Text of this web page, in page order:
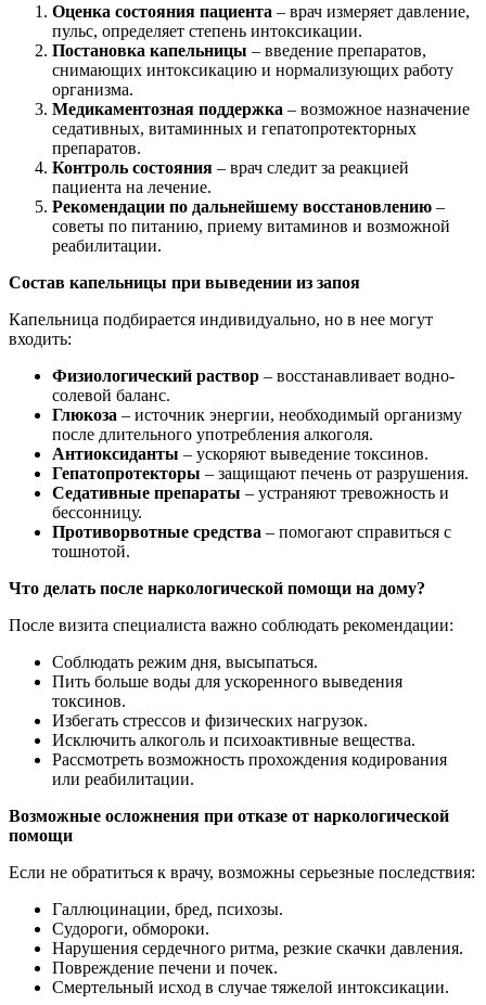
Оценка состояния пациента – врач измеряет давление,
пульс, определяет степень интоксикации.
Постановка капельницы – введение препаратов,
снимающих интоксикацию и нормализующих работу
организма.
Медикаментозная поддержка – возможное назначение
седативных, витаминных и гепатопротекторных
препаратов.
Контроль состояния – врач следит за реакцией
пациента на лечение.
Рекомендации по дальнейшему восстановлению –
советы по питанию, приему витаминов и возможной
реабилитации.
Состав капельницы при выведении из запоя
Капельница подбирается индивидуально, но в нее могут
входить:
Физиологический раствор – восстанавливает водно-
солевой баланс.
Глюкоза – источник энергии, необходимый организму
после длительного употребления алкоголя.
Антиоксиданты – ускоряют выведение токсинов.
Гепатопротекторы – защищают печень от разрушения.
Седативные препараты – устраняют тревожность и
бессонницу.
Противорвотные средства – помогают справиться с
тошнотой.
Что делать после наркологической помощи на дому?
После визита специалиста важно соблюдать рекомендации:
Соблюдать режим дня, высыпаться.
Пить больше воды для ускоренного выведения
токсинов.
Избегать стрессов и физических нагрузок.
Исключить алкоголь и психоактивные вещества.
Рассмотреть возможность прохождения кодирования
или реабилитации.
Возможные осложнения при отказе от наркологической
помощи
Если не обратиться к врачу, возможны серьезные последствия:
Галлюцинации, бред, психозы.
Судороги, обмороки.
Нарушения сердечного ритма, резкие скачки давления.
Повреждение печени и почек.
Смертельный исход в случае тяжелой интоксикации.